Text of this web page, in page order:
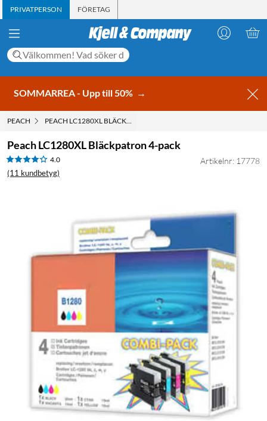
PRIVATPERSON FÖRETAG
SOMMARREA - Upp till 50% →
PEACH PEACH LC1280XL BLÄCKPATRON 4-PACK
Peach LC1280XL Bläckpatron 4-pack
4.0
(11 kundbetyg)
Artikelnr: 17778